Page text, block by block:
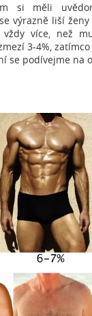
si měli
výrazně liší
vždy více, než
3-4%,
se podívejme na